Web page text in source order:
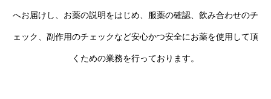
へお届けし、お薬の説明をはじめ、服薬の確認、飲み合わせのチ
ェック、副作用のチェックなど安心かつ安全にお薬を使用して頂
くための業務を行っております。